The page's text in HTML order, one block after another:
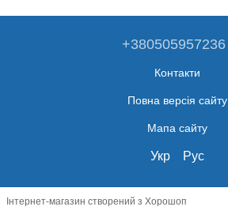
+380505957236
Контакти
Повна версія сайту
Мапа сайту
Укр Рус
Інтернет-магазин створений з Хорошоп